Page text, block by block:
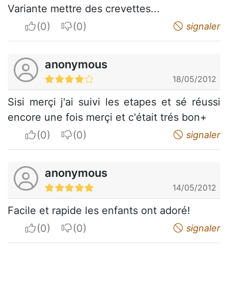
Variante mettre des crevettes...
I apreciateI do not appreciate signaler
anonymous
18/05/2012
Sisi merçi j'ai suivi les etapes et sé réussi
encore une fois merçi et c'était trés bon+
I apreciateI do not appreciate signaler
anonymous
14/05/2012
Facile et rapide les enfants ont adoré!
I apreciateI do not appreciate signaler